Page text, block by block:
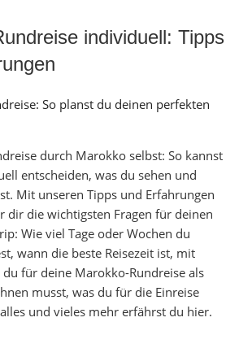
individuell: Tipps
durch Marokko selbst: So kannst
entscheiden, was du sehen und
Mit unseren Tipps und Erfahrungen
dir die wichtigsten Fragen für deinen
Wie viel Tage oder Wochen du
wann die beste Reisezeit ist, mit
für deine Marokko-Rundreise als
musst, was du für die Einreise
und vieles mehr erfährst du hier.